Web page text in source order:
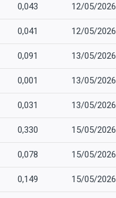
0,043 12/05/2026
0,041 12/05/2026
0,091 13/05/2026
0,001 13/05/2026
0,031 13/05/2026
0,330 15/05/2026
0,078 15/05/2026
0,149 15/05/2026